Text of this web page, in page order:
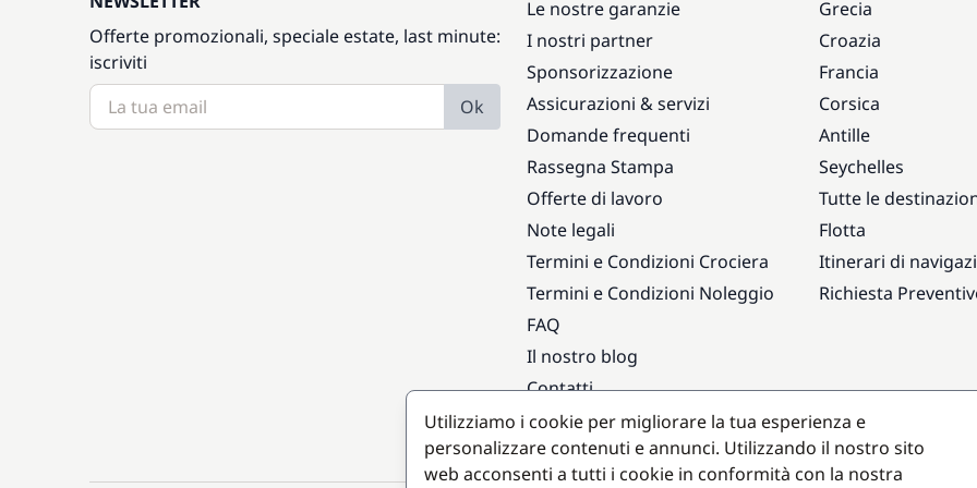
Offerte promozionali, speciale estate, last minute:
iscriviti
Ok
Le nostre garanzie
I nostri partner
Sponsorizzazione
Assicurazioni & servizi
Domande frequenti
Rassegna Stampa
Offerte di lavoro
Note legali
Termini e Condizioni Crociera
Termini e Condizioni Noleggio
FAQ
Il nostro blog
Contatti
Grecia
Croazia
Francia
Corsica
Antille
Seychelles
Tutte le
Flotta
Itinerari di
Richiesta
Destinazioni popolari
Utilizziamo i cookie per migliorare la tua esperienza e
personalizzare contenuti e annunci. Utilizzando il nostro sito
web acconsenti a tutti i cookie in conformità con la nostra